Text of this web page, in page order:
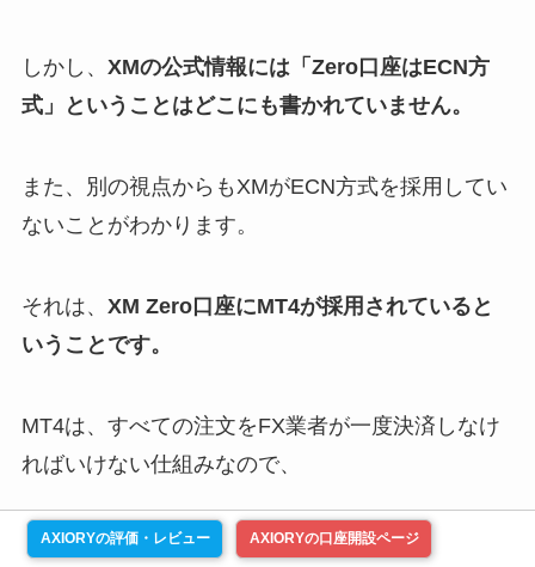
しかし、 XMの公式情報には「Zero口座はECN方
式」ということはどこにも書かれていません。
また、別の視点からもXMがECN方式を採用してい
ないことがわかります。
それは、 XM Zero口座にMT4が採用されていると
いうことです。
MT4は、すべての注文をFX業者が一度決済しなけ
ればいけない仕組みなので、
仕様上、ECN方式には絶対に対応できません。
AXIORYの評価・レビュー AXIORYの口座開設ページ